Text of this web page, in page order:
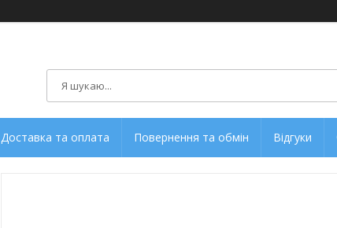
Доставка та оплата Повернення та обмін Відгуки